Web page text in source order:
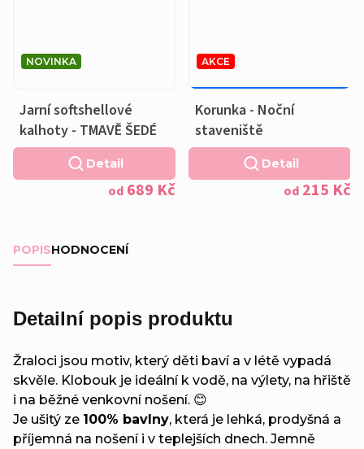
NOVINKA
Jarní softshellové
kalhoty - TMAVĚ ŠEDÉ
od 689 Kč
Detail
AKCE
Korunka - Noční
staveniště
od 215 Kč
Detail
POPISHODNOCENÍ
Detailní popis produktu
Žraloci jsou motiv, který děti baví a v létě vypadá
skvěle. Klobouk je ideální k vodě, na výlety, na hřiště
i na běžné venkovní nošení. 😊
Je ušitý ze 100% bavlny, která je lehká, prodyšná a
příjemná na nošení i v teplejších dnech. Jemně